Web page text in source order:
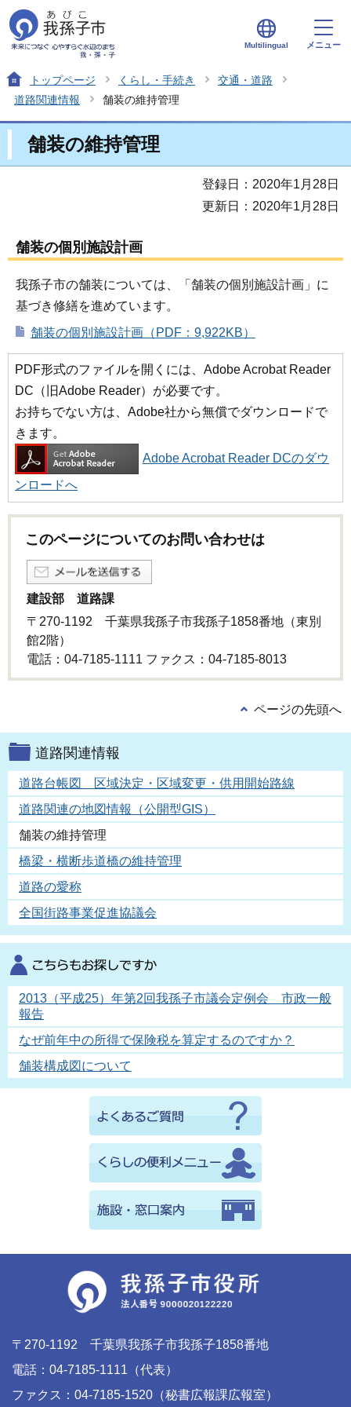
Multilingual メニュー
トップページ くらし・手続き
交通・道路
道路関連情報
舗装の維持管理
舗装の維持管理
登録日：2020年1月28日
更新日：2020年1月28日
舗装の個別施設計画
我孫子市の舗装については、「舗装の個別施設計画」に
基づき修繕を進めています。
舗装の個別施設計画（PDF：9,922KB）
PDF形式のファイルを開くには、Adobe Acrobat Reader
DC（旧Adobe Reader）が必要です。
お持ちでない方は、Adobe社から無償でダウンロードで
きます。
Adobe Acrobat Reader DCのダウ
ンロードへ
このページについてのお問い合わせは
建設部 道路課
〒270-1192 千葉県我孫子市我孫子1858番地（東別
館2階）
電話：04-7185-1111 ファクス：04-7185-8013
ページの先頭へ
道路関連情報
道路台帳図 区域決定・区域変更・供用開始路線
道路関連の地図情報（公開型GIS）
舗装の維持管理
橋梁・横断歩道橋の維持管理
道路の愛称
全国街路事業促進協議会
2013（平成25）年第2回我孫子市議会定例会 市政一般
報告
なぜ前年中の所得で保険税を算定するのですか？
舗装構成図について
〒270-1192 千葉県我孫子市我孫子1858番地
電話：04-7185-1111（代表）
ファクス：04-7185-1520（秘書広報課広報室）